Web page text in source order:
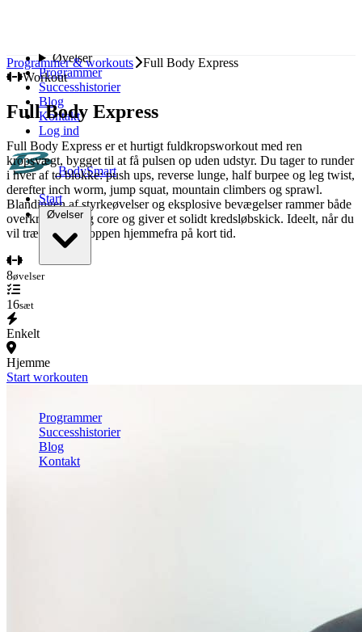
Øvelser
Programmer
Successhistorier
Blog
Kontakt
Log ind
BodySmart
Start
Øvelser
Bryst
Ryg
Ben
Mave
Helkrop
Programmer
Successhistorier
Blog
Kontakt
Programmer & workouts
Full Body Express
Workout
Full Body Express
Full Body Express er et hurtigt fuldkropsworkout med ren
kropsvægt, bygget til at få pulsen op uden udstyr. Du tager to runder
i hver af to blokke: push ups, reverse lunge, half burpee og leg twist,
derefter inch worm, jump squat, mountain climbers og sprawl.
Blandingen af styrkeøvelser og eksplosive bevægelser rammer både
overkrop, ben og core og giver et solidt kredsløbskick. Ideelt, når du
vil træne hele kroppen hjemmefra på kort tid.
8øvelser
16sæt
Enkelt
Hjemme
Start workouten